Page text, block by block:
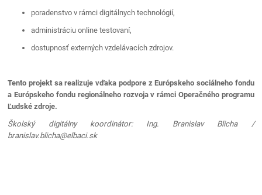
poradenstvo v rámci digitálnych technológií,
administráciu online testovaní,
dostupnosť externých vzdelávacích zdrojov.
Tento projekt sa realizuje vďaka podpore z Európskeho sociálneho fondu
a Európskeho fondu regionálneho rozvoja v rámci Operačného programu
Ľudské zdroje.
Školský digitálny koordinátor: Ing. Branislav Blicha /
branislav.blicha@elbaci.sk